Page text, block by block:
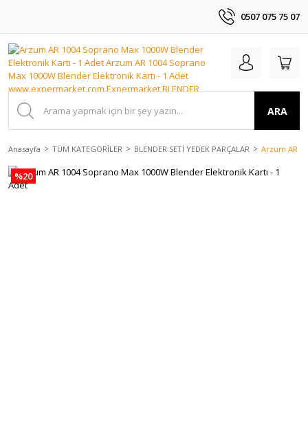
0507 075 75 07
ARA
Anasayfa TÜM KATEGORİLER BLENDER SETİ YEDEK PARÇALAR Arzum AR
%20